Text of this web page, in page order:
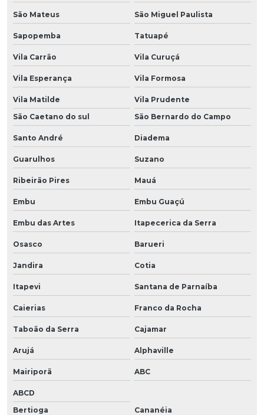
São Mateus São Miguel Paulista
Sapopemba Tatuapé
Vila Carrão Vila Curuçá
Vila Esperança Vila Formosa
Vila Matilde
Vila Prudente
São Caetano do sul
São Bernardo do Campo
Santo André Diadema
Guarulhos Suzano
Ribeirão Pires Mauá
Embu Embu Guaçú
Embu das Artes Itapecerica da Serra
Osasco Barueri
Jandira Cotia
Itapevi Santana de Parnaíba
Caierias Franco da Rocha
Taboão da Serra Cajamar
Arujá Alphaville
Mairiporã ABC
ABCD
Bertioga
Cananéia